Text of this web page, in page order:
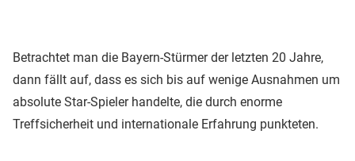
Betrachtet man die Bayern-Stürmer der letzten 20 Jahre,
dann fällt auf, dass es sich bis auf wenige Ausnahmen um
absolute Star-Spieler handelte, die durch enorme
Treffsicherheit und internationale Erfahrung punkteten.